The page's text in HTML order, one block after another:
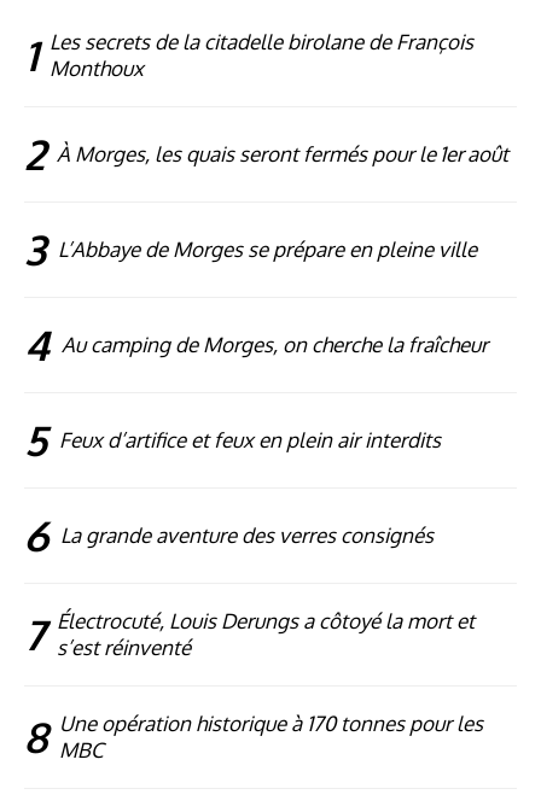
1 Les secrets de la citadelle birolane de François
Monthoux
2 À Morges, les quais seront fermés pour le 1er août
3 L’Abbaye de Morges se prépare en pleine ville
4 Au camping de Morges, on cherche la fraîcheur
5 Feux d’artifice et feux en plein air interdits
6 La grande aventure des verres consignés
7 Électrocuté, Louis Derungs a côtoyé la mort et
s’est réinventé
8 Une opération historique à 170 tonnes pour les
MBC